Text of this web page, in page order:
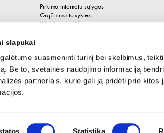
slapukai
suasmeninti turinį bei skelbimus,
Be to, svetainės naudojimo informaciją
partneriais, kurie gali ją pridėti prie kitos
Statistika
Pirkimo internetu sąlygos
Grąžinimo taisyklės
Privatumo politika